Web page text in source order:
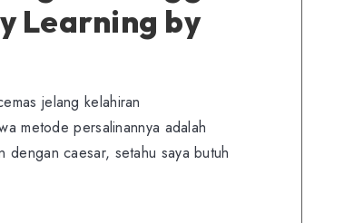
Learning by
jelang kelahiran
metode persalinannya adalah
dengan caesar, setahu saya butuh